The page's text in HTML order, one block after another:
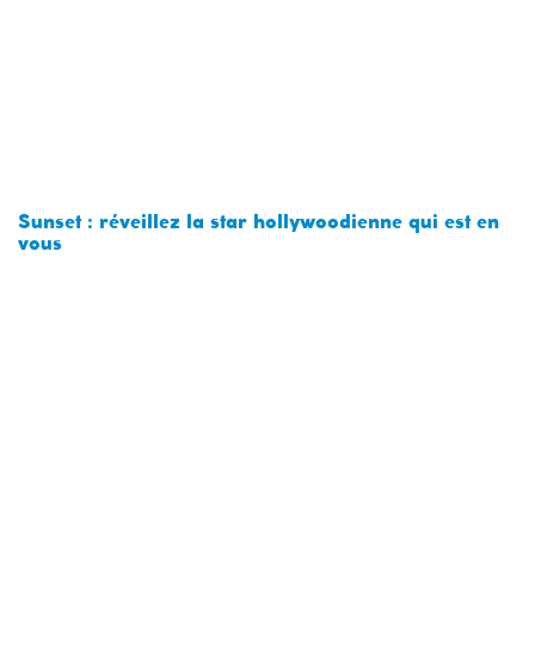
Sunset : réveillez la star hollywoodienne qui est en
vous